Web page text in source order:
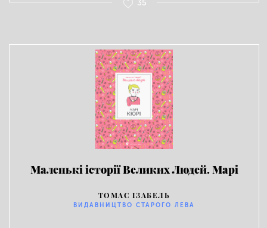
35
Маленькі історії Великих Людей. Марі
ТОМАС ІЗАБЕЛЬ
ВИДАВНИЦТВО СТАРОГО ЛЕВА